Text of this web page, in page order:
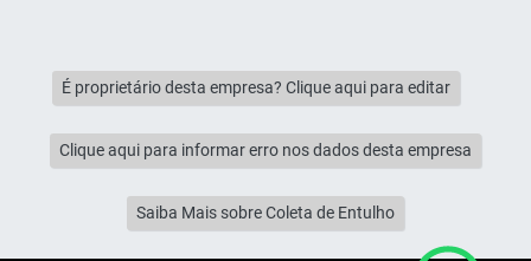
É proprietário desta empresa? Clique aqui para editar
Clique aqui para informar erro nos dados desta empresa
Saiba Mais sobre Coleta de Entulho